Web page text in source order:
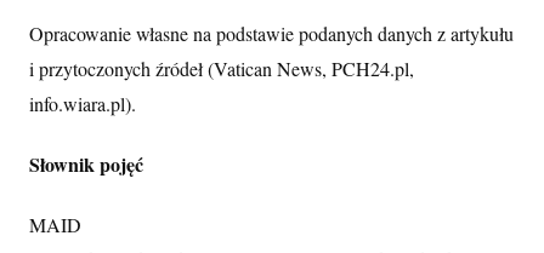
Opracowanie własne na podstawie podanych danych z artykułu
i przytoczonych źródeł (Vatican News, PCH24.pl,
info.wiara.pl).
Słownik pojęć
MAID